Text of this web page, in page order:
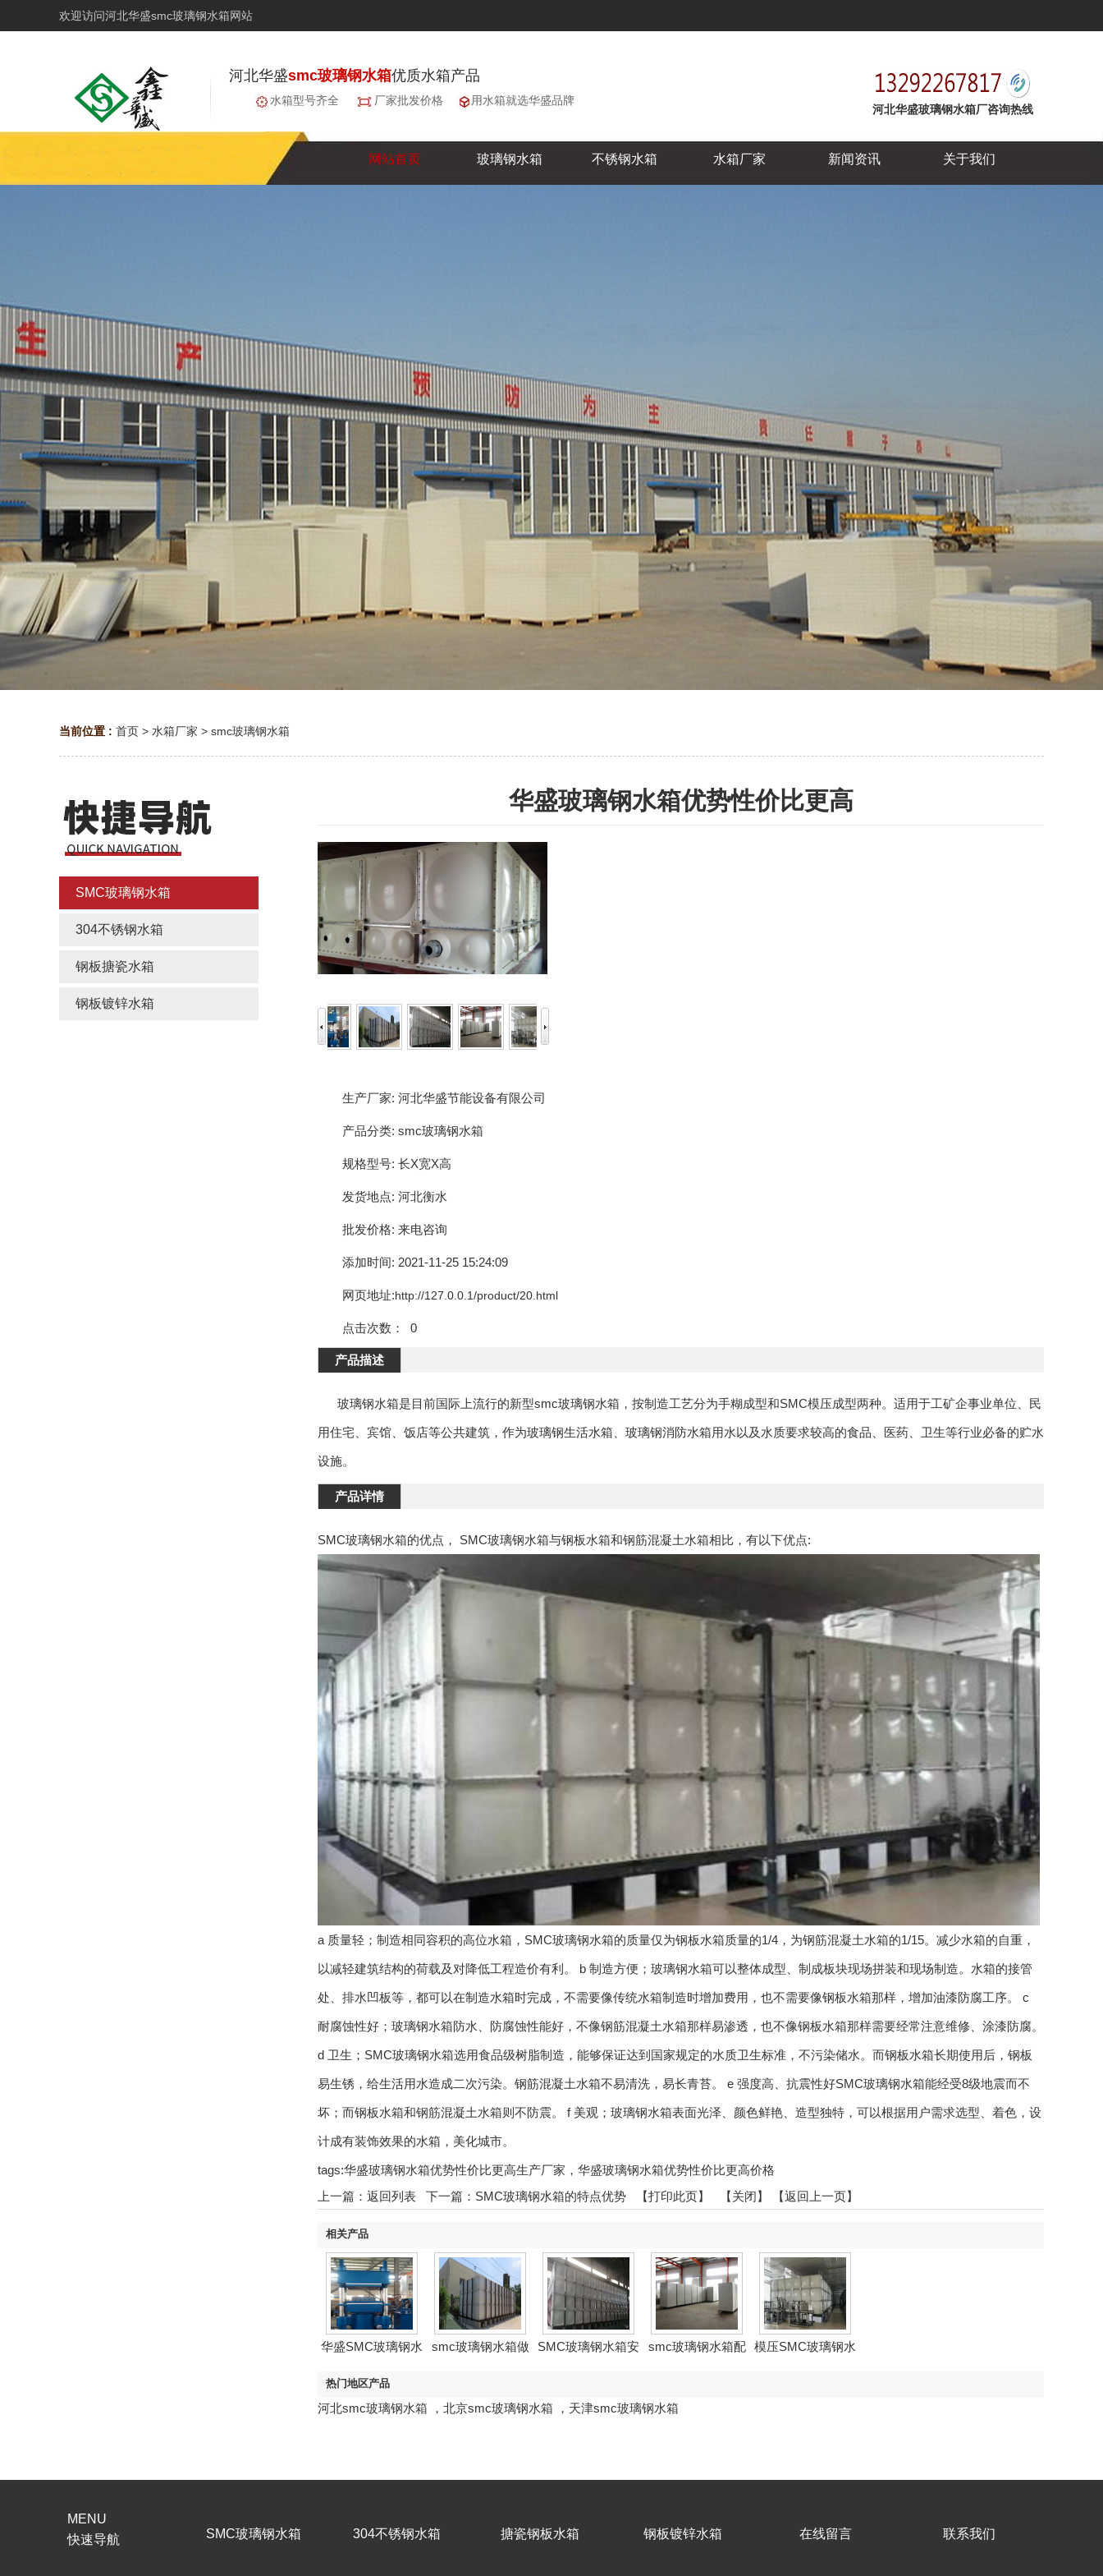
欢迎访问河北华盛smc玻璃钢水箱网站
河北华盛smc玻璃钢水箱优质水箱产品
水箱型号齐全 厂家批发价格 用水箱就选华盛品牌
河北华盛玻璃钢水箱厂咨询热线
网站首页 玻璃钢水箱 不锈钢水箱 水箱厂家 新闻资讯 关于我们
当前位置 : 首页 > 水箱厂家 > smc玻璃钢水箱
SMC玻璃钢水箱
304不锈钢水箱
钢板搪瓷水箱
钢板镀锌水箱
华盛玻璃钢水箱优势性价比更高
生产厂家: 河北华盛节能设备有限公司
产品分类: smc玻璃钢水箱
规格型号: 长X宽X高
发货地点: 河北衡水
批发价格: 来电咨询
添加时间: 2021-11-25 15:24:09
网页地址:
点击次数： 0
产品描述
玻璃钢水箱是目前国际上流行的新型smc玻璃钢水箱，按制造工艺分为手糊成型和SMC模压成型两种。适用于工矿企事业单位、民
用住宅、宾馆、饭店等公共建筑，作为玻璃钢生活水箱、玻璃钢消防水箱用水以及水质要求较高的食品、医药、卫生等行业必备的贮水
设施。
产品详情
SMC玻璃钢水箱的优点， SMC玻璃钢水箱与钢板水箱和钢筋混凝土水箱相比，有以下优点:
a 质量轻；制造相同容积的高位水箱，SMC玻璃钢水箱的质量仅为钢板水箱质量的1/4，为钢筋混凝土水箱的1/15。减少水箱的自重，
以减轻建筑结构的荷载及对降低工程造价有利。 b 制造方便；玻璃钢水箱可以整体成型、制成板块现场拼装和现场制造。水箱的接管
处、排水凹板等，都可以在制造水箱时完成，不需要像传统水箱制造时增加费用，也不需要像钢板水箱那样，增加油漆防腐工序。 c
耐腐蚀性好；玻璃钢水箱防水、防腐蚀性能好，不像钢筋混凝土水箱那样易渗透，也不像钢板水箱那样需要经常注意维修、涂漆防腐。
d 卫生；SMC玻璃钢水箱选用食品级树脂制造，能够保证达到国家规定的水质卫生标准，不污染储水。而钢板水箱长期使用后，钢板
易生锈，给生活用水造成二次污染。钢筋混凝土水箱不易清洗，易长青苔。 e 强度高、抗震性好SMC玻璃钢水箱能经受8级地震而不
坏；而钢板水箱和钢筋混凝土水箱则不防震。 f 美观；玻璃钢水箱表面光泽、颜色鲜艳、造型独特，可以根据用户需求选型、着色，设
计成有装饰效果的水箱，美化城市。
tags:华盛玻璃钢水箱优势性价比更高生产厂家，华盛玻璃钢水箱优势性价比更高价格
上一篇： 返回列表 下一篇： SMC玻璃钢水箱的特点优势 【打印此页】 【关闭】 【返回上一页】
相关产品
华盛SMC玻璃钢水
smc玻璃钢水箱做
SMC玻璃钢水箱安
smc玻璃钢水箱配
模压SMC玻璃钢水
热门地区产品
河北smc玻璃钢水箱 ， 北京smc玻璃钢水箱 ， 天津smc玻璃钢水箱
MENU
快速导航
SMC玻璃钢水箱 304不锈钢水箱 搪瓷钢板水箱 钢板镀锌水箱 在线留言 联系我们